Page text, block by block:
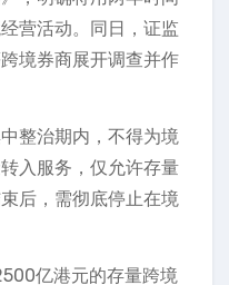
营活动。同日，证监
境券商展开调查并作
整治期内，不得为境
入服务，仅允许存量
后，需彻底停止在境
亿港元的存量跨境